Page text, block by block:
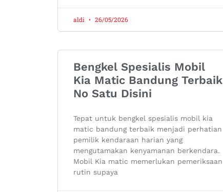
aldi 26/05/2026
Bengkel Spesialis Mobil
Kia Matic Bandung Terbaik
No Satu Disini
Tepat untuk bengkel spesialis mobil kia
matic bandung terbaik menjadi perhatian
pemilik kendaraan harian yang
mengutamakan kenyamanan berkendara.
Mobil Kia matic memerlukan pemeriksaan
rutin supaya